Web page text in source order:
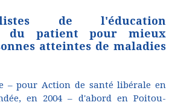
de l'éducation
du patient pour mieux
atteintes de maladies
– pour Action de santé libérale en
en 2004 – d'abord en Poitou-